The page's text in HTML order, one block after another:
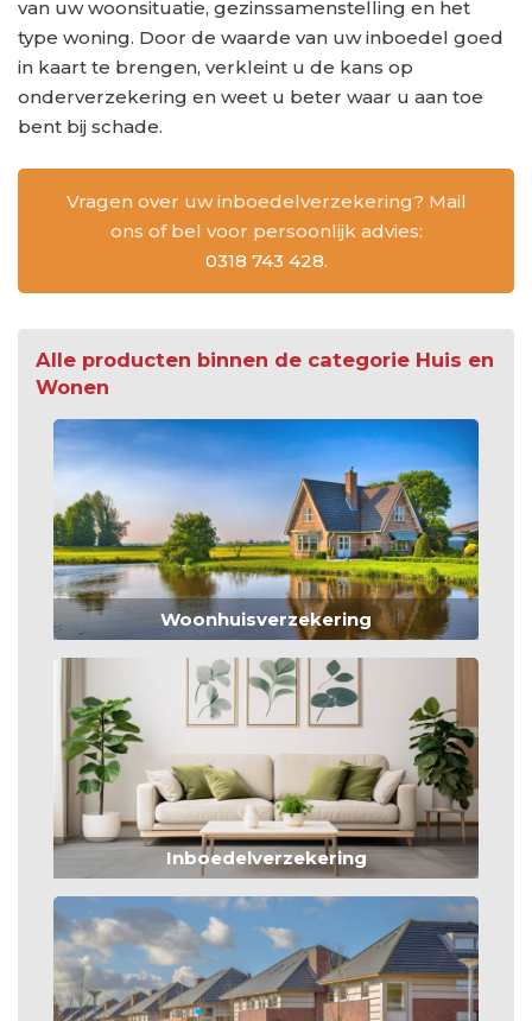
van uw woonsituatie, gezinssamenstelling en het
type woning. Door de waarde van uw inboedel goed
in kaart te brengen, verkleint u de kans op
onderverzekering en weet u beter waar u aan toe
bent bij schade.
Vragen over uw inboedelverzekering? Mail
ons of bel voor persoonlijk advies:
0318 743 428.
Alle producten binnen de categorie Huis en
Wonen
Woonhuisverzekering
Inboedelverzekering